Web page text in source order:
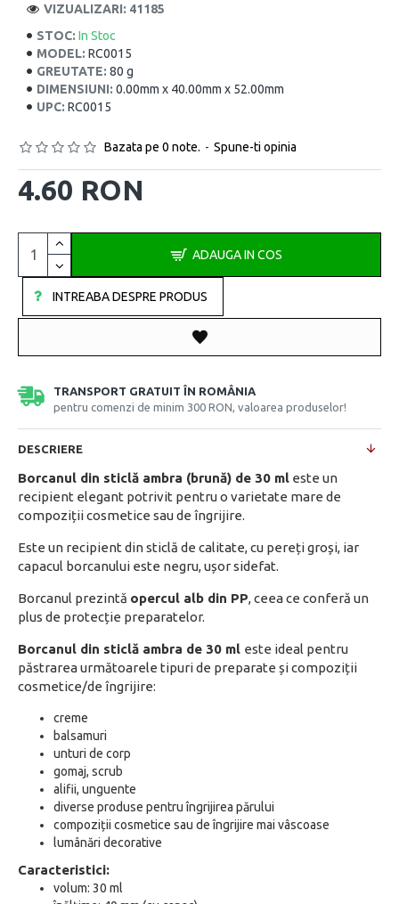
STOC: In Stoc
MODEL: RC0015
GREUTATE: 80 g
DIMENSIUNI: 0.00mm x 40.00mm x 52.00mm
UPC: RC0015
VIZUALIZARI: 41185
Bazata pe 0 note. - Spune-ti opinia
4.60 RON
ADAUGA IN COS
INTREABA DESPRE PRODUS
TRANSPORT GRATUIT ÎN ROMÂNIA
pentru comenzi de minim 300 RON, valoarea produselor!
DESCRIERE
Borcanul din sticlă ambra (brună) de 30 ml este un
recipient elegant potrivit pentru o varietate mare de
compoziții cosmetice sau de îngrijire.
Este un recipient din sticlă de calitate, cu pereți groși, iar
capacul borcanului este negru, ușor sidefat.
Borcanul prezintă opercul alb din PP, ceea ce conferă un
plus de protecție preparatelor.
Borcanul din sticlă ambra de 30 ml este ideal pentru
păstrarea următoarele tipuri de preparate și compoziții
cosmetice/de îngrijire:
creme
balsamuri
unturi de corp
gomaj, scrub
alifii, unguente
diverse produse pentru îngrijirea părului
compoziții cosmetice sau de îngrijire mai vâscoase
lumânări decorative
Caracteristici:
volum: 30 ml